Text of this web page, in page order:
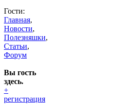
Гости:
Главная,
Новости,
Полезняшки,
Статьи,
Форум
Вы гость
здесь.
+
регистрация